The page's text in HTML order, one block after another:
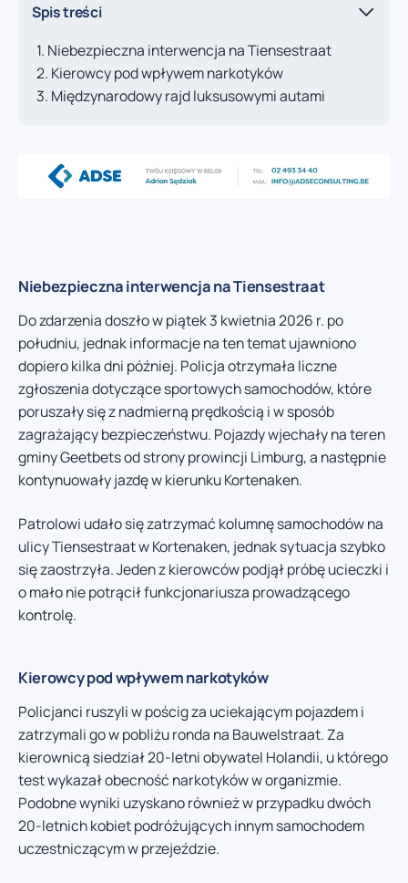
Spis treści
Niebezpieczna interwencja na Tiensestraat
Kierowcy pod wpływem narkotyków
Międzynarodowy rajd luksusowymi autami
Niebezpieczna interwencja na Tiensestraat
Do zdarzenia doszło w piątek 3 kwietnia 2026 r. po
południu, jednak informacje na ten temat ujawniono
dopiero kilka dni później. Policja otrzymała liczne
zgłoszenia dotyczące sportowych samochodów, które
poruszały się z nadmierną prędkością i w sposób
zagrażający bezpieczeństwu. Pojazdy wjechały na teren
gminy Geetbets od strony prowincji Limburg, a następnie
kontynuowały jazdę w kierunku Kortenaken.
Patrolowi udało się zatrzymać kolumnę samochodów na
ulicy Tiensestraat w Kortenaken, jednak sytuacja szybko
się zaostrzyła. Jeden z kierowców podjął próbę ucieczki i
o mało nie potrącił funkcjonariusza prowadzącego
kontrolę.
Kierowcy pod wpływem narkotyków
Policjanci ruszyli w pościg za uciekającym pojazdem i
zatrzymali go w pobliżu ronda na Bauwelstraat. Za
kierownicą siedział 20-letni obywatel Holandii, u którego
test wykazał obecność narkotyków w organizmie.
Podobne wyniki uzyskano również w przypadku dwóch
20-letnich kobiet podróżujących innym samochodem
uczestniczącym w przejeździe.